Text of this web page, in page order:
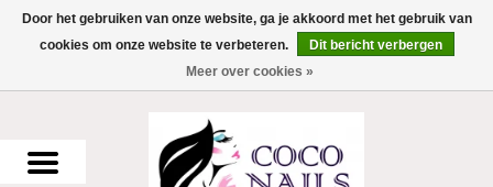
0 Artikelen - €0,00
Uv Gel
Door het gebruiken van onze website, ga je akkoord met het gebruik van
cookies om onze website te verbeteren.
Dit bericht verbergen
Meer over cookies »